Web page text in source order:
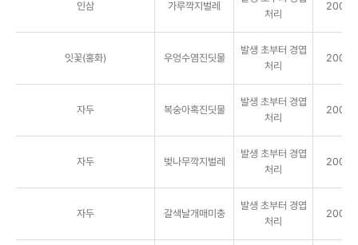
인삼 가루깍지벌레
처리
2000
잇꽃(홍화) 우엉수염진딧물
발생 초부터 경엽
처리
2000
자두 복숭아혹진딧물
발생 초부터 경엽
처리
2000
자두 벚나무깍지벌레
발생 초부터 경엽
처리
2000
자두 갈색날개매미충
발생 초부터 경엽
처리
2000